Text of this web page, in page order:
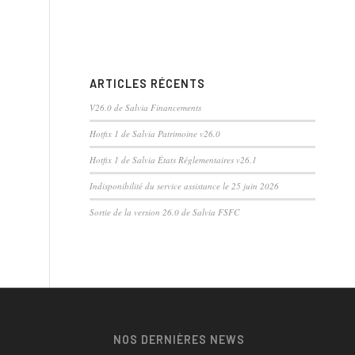
ARTICLES RÉCENTS
V26.0 de Salvia Financements
Hotfix 1 de Salvia Patrimoine v26.0
Hotfix 1 de Salvia États Réglementaires v26.1
Indisponibilité du service assistance le 25 juin 2026
Sortie de la version 26.0 de Salvia FSFC
NOS DERNIÈRES NEWS